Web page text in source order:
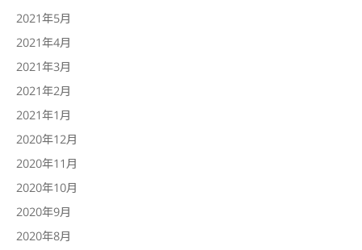
2021年5月
2021年4月
2021年3月
2021年2月
2021年1月
2020年12月
2020年11月
2020年10月
2020年9月
2020年8月